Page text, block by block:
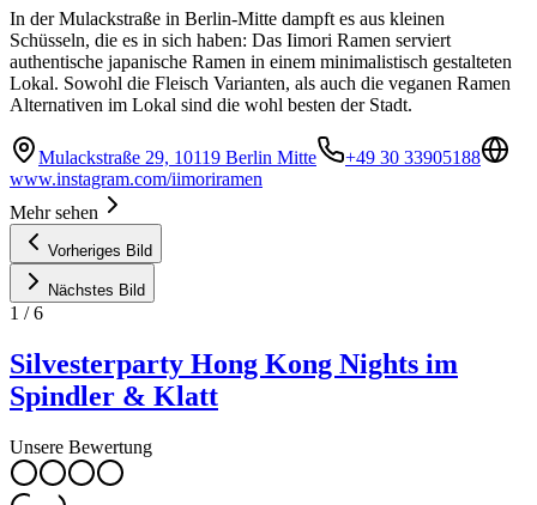
In der Mulackstraße in Berlin-Mitte dampft es aus kleinen
Schüsseln, die es in sich haben: Das Iimori Ramen serviert
authentische japanische Ramen in einem minimalistisch gestalteten
Lokal. Sowohl die Fleisch Varianten, als auch die veganen Ramen
Alternativen im Lokal sind die wohl besten der Stadt.
Mulackstraße 29, 10119 Berlin Mitte
+49 30 33905188
www.instagram.com/iimoriramen
Mehr sehen
Vorheriges Bild
Nächstes Bild
1 /6
Silvesterparty Hong Kong Nights im
Spindler & Klatt
Unsere Bewertung